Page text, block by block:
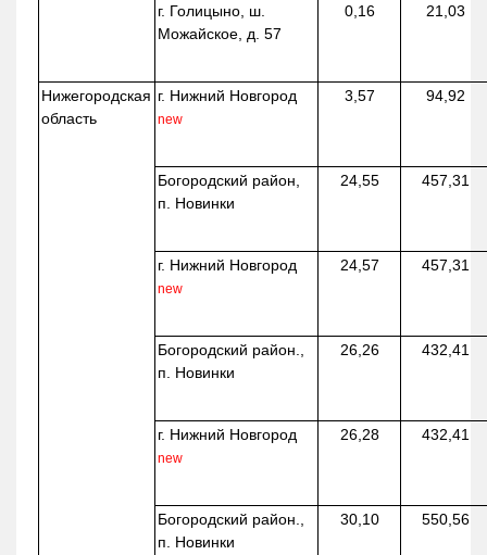
г. Голицыно, ш.
Можайское, д. 57
0,16 21,03
Нижегородская
область
г. Нижний Новгород
new
3,57 94,92
Богородский район,
п. Новинки
24,55 457,31
г. Нижний Новгород
new
24,57 457,31
Богородский район.,
п. Новинки
26,26 432,41
г. Нижний Новгород
new
26,28 432,41
Богородский район.,
п. Новинки
30,10 550,56